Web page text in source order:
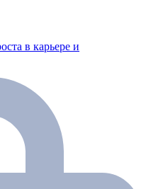
в карьере и